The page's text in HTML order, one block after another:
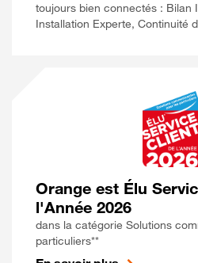
toujours bien connectés : Bilan
Installation Experte, Continuité
Orange est Élu
l'Année 2026
dans la catégorie Solutions
particuliers**